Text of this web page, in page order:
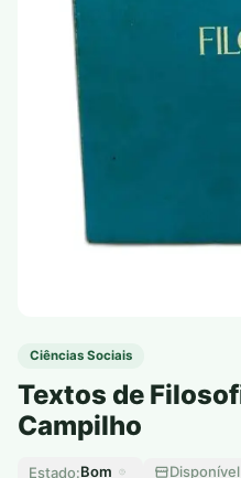
Ciências Sociais
Textos de
Campilho
Estado:Bom